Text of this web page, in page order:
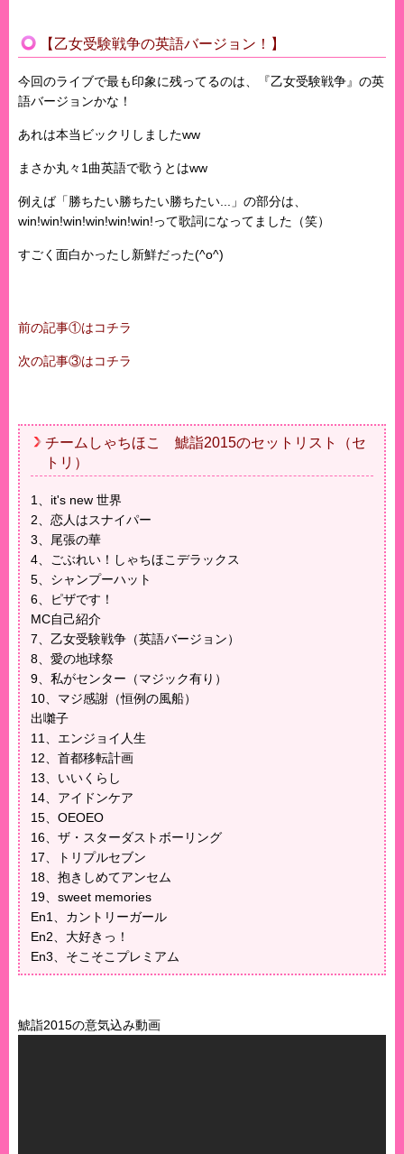
【乙女受験戦争の英語バージョン！】
今回のライブで最も印象に残ってるのは、『乙女受験戦争』の英
語バージョンかな！
あれは本当ビックリしましたww
まさか丸々1曲英語で歌うとはww
例えば「勝ちたい勝ちたい勝ちたい...」の部分は、
win!win!win!win!win!win!って歌詞になってました（笑）
すごく面白かったし新鮮だった(^o^)
前の記事①はコチラ
次の記事③はコチラ
チームしゃちほこ 鯱詣2015のセットリスト（セ
トリ）
1、it's new 世界
2、恋人はスナイパー
3、尾張の華
4、ごぶれい！しゃちほこデラックス
5、シャンプーハット
6、ピザです！
MC自己紹介
7、乙女受験戦争（英語バージョン）
8、愛の地球祭
9、私がセンター（マジック有り）
10、マジ感謝（恒例の風船）
出囃子
11、エンジョイ人生
12、首都移転計画
13、いいくらし
14、アイドンケア
15、OEOEO
16、ザ・スターダストボーリング
17、トリプルセブン
18、抱きしめてアンセム
19、sweet memories
En1、カントリーガール
En2、大好きっ！
En3、そこそこプレミアム
鯱詣2015の意気込み動画